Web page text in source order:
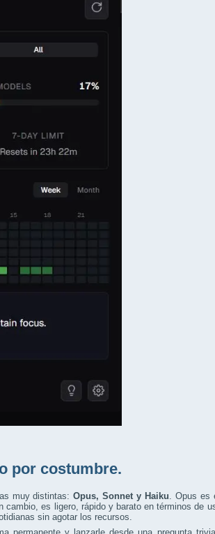
por costumbre.
muy distintas:Opus, Sonnet y Haiku. Opus es
es ligero, rápido y barato en términos de
sin agotar los recursos.